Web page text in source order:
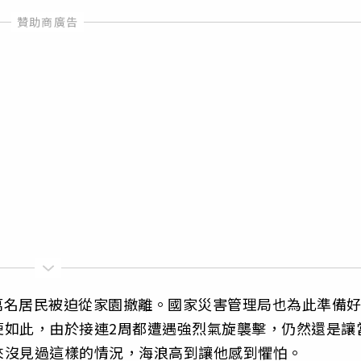
居民被迫從家園撤離。國家災害管理局也為此準備好
此，由於接連2周都遭遇強烈氣旋襲擊，仍然還是讓
見過這樣的情況，海浪高到讓他感到懼怕。